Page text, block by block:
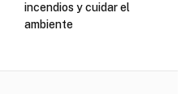
incendios y cuidar el
ambiente